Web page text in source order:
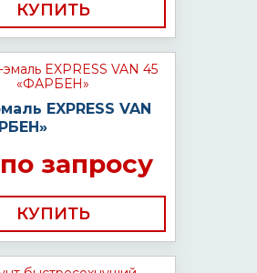
КУПИТЬ
EXPRESS VAN
запросу
КУПИТЬ